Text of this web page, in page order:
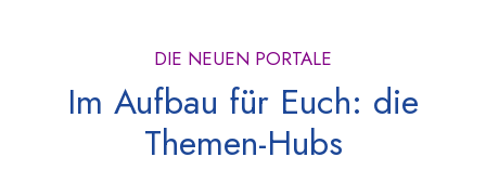
DIE NEUEN PORTALE
Im Aufbau für Euch: die
Themen-Hubs